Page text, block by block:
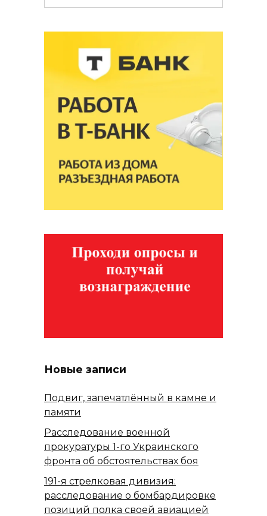
Новые записи
Подвиг, запечатлённый в камне и
памяти
Расследование военной
прокуратуры 1-го Украинского
фронта об обстоятельствах боя
191-я стрелковая дивизия:
расследование о бомбардировке
позиций полка своей авиацией